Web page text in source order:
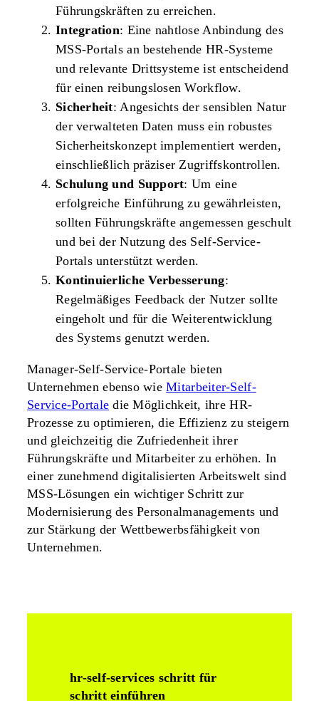
Führungskräften zu erreichen.
Integration: Eine nahtlose Anbindung des
MSS-Portals an bestehende HR-Systeme
und relevante Drittsysteme ist entscheidend
für einen reibungslosen Workflow.
Sicherheit: Angesichts der sensiblen Natur
der verwalteten Daten muss ein robustes
Sicherheitskonzept implementiert werden,
einschließlich präziser Zugriffskontrollen.
Schulung und Support: Um eine
erfolgreiche Einführung zu gewährleisten,
sollten Führungskräfte angemessen geschult
und bei der Nutzung des Self-Service-
Portals unterstützt werden.
Kontinuierliche Verbesserung:
Regelmäßiges Feedback der Nutzer sollte
eingeholt und für die Weiterentwicklung
des Systems genutzt werden.
Manager-Self-Service-Portale bieten
Unternehmen ebenso wieMitarbeiter-Self-
Service-Portale die Möglichkeit, ihre HR-
Prozesse zu optimieren, die Effizienz zu steigern
und gleichzeitig die Zufriedenheit ihrer
Führungskräfte und Mitarbeiter zu erhöhen. In
einer zunehmend digitalisierten Arbeitswelt sind
MSS-Lösungen ein wichtiger Schritt zur
Modernisierung des Personalmanagements und
zur Stärkung der Wettbewerbsfähigkeit von
Unternehmen.
hr-self-services schritt für
schritt einführen